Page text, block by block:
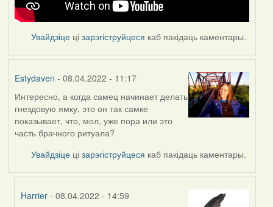
Увайдзіце цізарэгіструйцеся каб пакідаць каментары.
Estydaven - 08.04.2022 - 11:17
Интересно, а когда самец начинает делать
гнездовую ямку, это он так самке
показывает, что, мол, уже пора или это
часть брачного ритуала?
Увайдзіце цізарэгіструйцеся каб пакідаць каментары.
Harrier - 08.04.2022 - 14:59